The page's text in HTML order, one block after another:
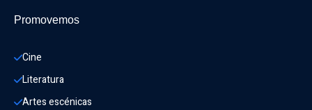
Promovemos
Cine
Literatura
Artes escénicas